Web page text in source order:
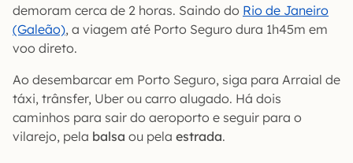
demoram cerca de 2 horas. Saindo do Rio de Janeiro
(Galeão), a viagem até Porto Seguro dura 1h45m em
voo direto.
Ao desembarcar em Porto Seguro, siga para Arraial de
táxi, trânsfer, Uber ou carro alugado. Há dois
caminhos para sair do aeroporto e seguir para o
vilarejo, pela balsa ou pela estrada.